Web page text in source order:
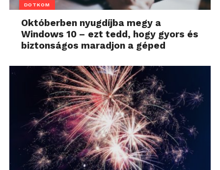
DOTKOM
Októberben nyugdíjba megy a
Windows 10 – ezt tedd, hogy gyors és
biztonságos maradjon a géped